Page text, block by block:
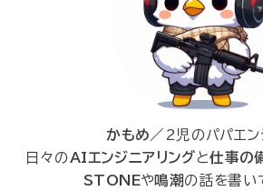
かもめ ／2児のパパエン
日々のAIエンジニアリングと仕事の
STONEや鳴潮の話を書い